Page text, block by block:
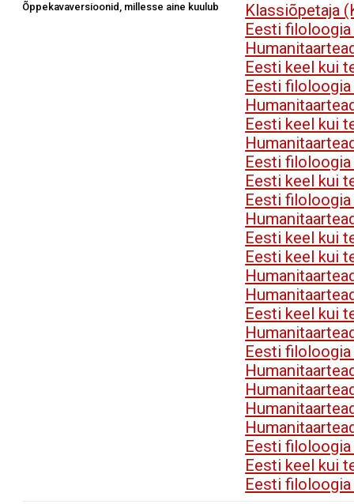
Õppekavaversioonid, millesse aine kuulub
Klassiõpetaja
Eesti
Eesti keel kui
Eesti
Eesti keel kui
Eesti
Eesti keel kui
Eesti
Eesti keel kui
Eesti keel kui
Eesti keel kui
Eesti
Eesti
Eesti keel kui
Eesti